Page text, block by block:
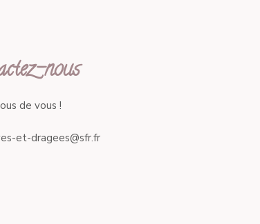
nous
de vous !
et-dragees@sfr.fr